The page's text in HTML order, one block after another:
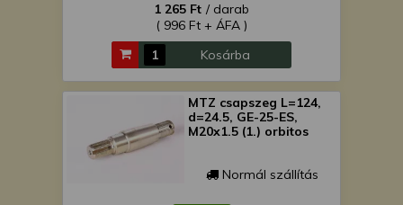
1 265 Ft / darab
( 996 Ft + ÁFA )
Kosárba
MTZ csapszeg L=124,
d=24.5, GE-25-ES,
M20x1.5 (1.) orbitos
Normál szállítás